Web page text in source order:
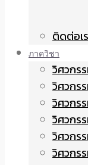
ติดต่อเ
ภาควิชา
วิศวกร
วิศวกร
วิศวกร
วิศวกร
วิศวกร
วิศวกร